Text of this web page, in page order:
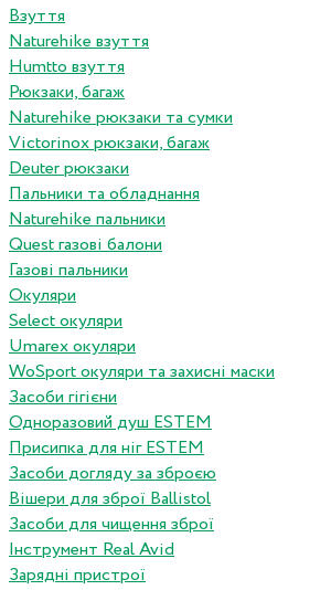
Взуття
Naturehike взуття
Humtto взуття
Рюкзаки, багаж
Naturehike рюкзаки та сумки
Victorinox рюкзаки, багаж
Deuter рюкзаки
Пальники та обладнання
Naturehike пальники
Quest газові балони
Газові пальники
Окуляри
Select окуляри
Umarex окуляри
WoSport окуляри та захисні маски
Засоби гігієни
Одноразовий душ ESTEM
Присипка для ніг ESTEM
Засоби догляду за зброєю
Вішери для зброї Ballistol
Засоби для чищення зброї
Інструмент Real Avid
Зарядні пристрої